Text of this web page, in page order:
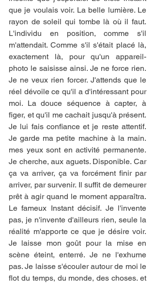
que je voulais voir. La belle lumière. Le
rayon de soleil qui tombe là où il faut.
L'individu en position, comme s'il
m'attendait. Comme s'il s'était placé là,
exactement là, pour qu'un appareil-
photo le saisisse ainsi. Je ne force rien.
Je ne veux rien forcer. J'attends que le
réel dévoile ce qu'il a d'intéressant pour
moi. La douce séquence à capter, à
figer, et qu'il me cachait jusqu'à présent.
Je lui fais confiance et je reste attentif.
Je garde ma petite machine à la main.
mes yeux sont en activité permanente.
Je cherche, aux aguets. Disponible. Car
ça va arriver, ça va forcément finir par
arriver, par survenir. Il suffit de demeurer
prêt à agir quand le moment apparaîtra.
Le fameux Instant décisif. Je l'invente
pas, je n'invente d'ailleurs rien, seule la
réalité m'apporte ce que je désire voir.
Je laisse mon goût pour la mise en
scène éteint, enterré. Je ne l'exhume
pas. Je laisse s'écouler autour de moi le
flot du temps, du monde, des choses. et